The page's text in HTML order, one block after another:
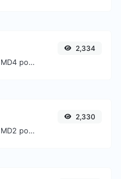
Générez un hachage MD4 pour toute entrée de chaîne.
2,334
Générez un hachage MD2 pour toute entrée de chaîne.
2,330